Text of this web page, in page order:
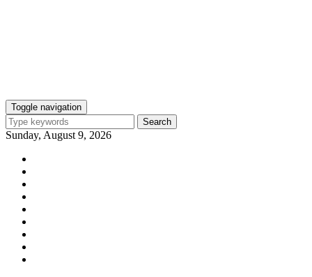
Toggle navigation
Search
Sunday, August 9, 2026